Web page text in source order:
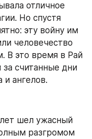
отличное
Но спустя
эту войну им
человечество
В это время в Рай
считанные дни
и ангелов.
шел ужасный
разгромом